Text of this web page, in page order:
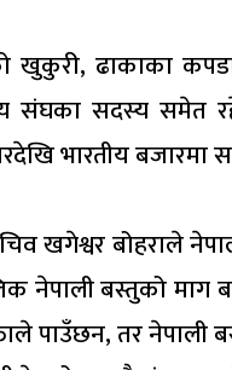
ढाकाका कपडा,
संघका सदस्य समेत
भारतीय बजारमा
खगेश्वर बोहराले
नेपाली बस्तुको माग
पाउँछन, तर